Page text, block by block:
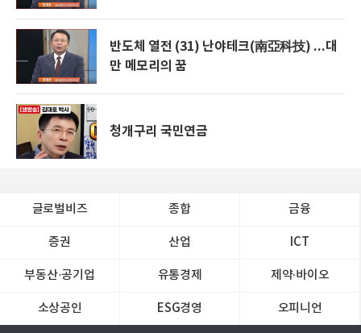
반도체 열전 (31) 난야테크(南亞科技) ...대
만 메모리의 꿈
청개구리 국민연금
글로벌비즈 종합 금융
증권 산업 ICT
부동산·공기업 유통경제 제약∙바이오
소상공인 ESG경영 오피니언